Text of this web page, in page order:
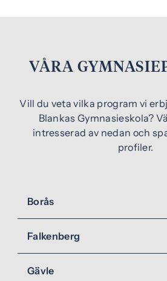
VÅRA
Vill du veta vilka program vi
Blankas Gymnasieskola?
intresserad av nedan och
profiler.
Borås
Falkenberg
Gävle